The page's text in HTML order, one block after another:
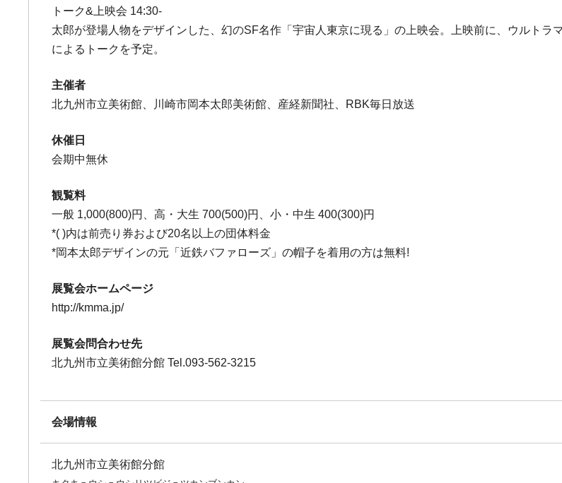
トーク&上映会 14:30-
太郎が登場人物をデザインした、幻のSF名作「宇宙人東京に現る」の上映会。上映前に、ウルト
によるトークを予定。
主催者
北九州市立美術館、川崎市岡本太郎美術館、産経新聞社、RBK毎日放送
休催日
会期中無休
観覧料
一般 1,000(800)円、高・大生 700(500)円、小・中生 400(300)円
*( )内は前売り券および20名以上の団体料金
*岡本太郎デザインの元「近鉄バファローズ」の帽子を着用の方は無料!
展覧会ホームページ
http://kmma.jp/
展覧会問合わせ先
北九州市立美術館分館 Tel.093-562-3215
会場情報
北九州市立美術館分館